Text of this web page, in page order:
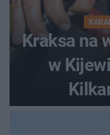
Kraksa na
w